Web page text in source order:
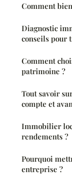
Comment
Diagnostic
conseils pour
Comment
patrimoine ?
Tout savoir
compte et
Immobilier
rendements ?
Pourquoi
entreprise ?